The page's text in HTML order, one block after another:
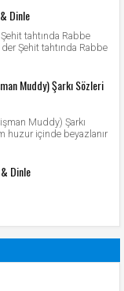
Dinle
tahtında Rabbe
Şehit tahtında Rabbe
Muddy) Şarkı Sözleri
Muddy) Şarkı
huzur içinde beyazlanır
Dinle